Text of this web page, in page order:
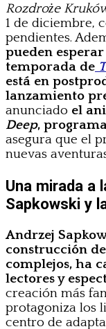
Rozdroże
1 de diciembre,
pendientes.
pueden
temporada de
está en
lanzamiento
anunciado el
Deep,
asegura que el
nuevas
Una mirada a
Sapkowski y
Andrzej
construcción
complejos, ha
lectores y
creación más
protagoniza los
centro de